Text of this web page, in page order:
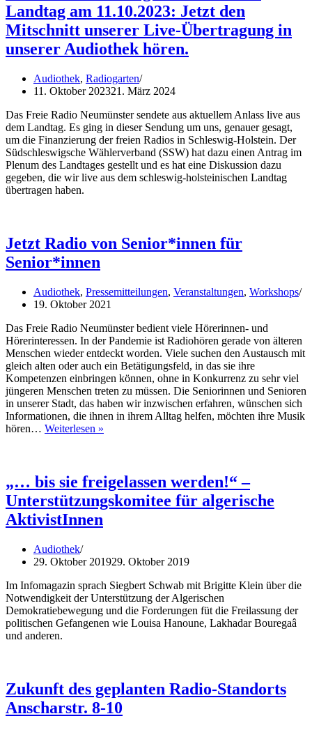
Landtag am 11.10.2023: Jetzt den
Mitschnitt unserer Live-Übertragung in
unserer Audiothek hören.
Audiothek, Radiogarten
11. Oktober 202321. März 2024
Das Freie Radio Neumünster sendete aus aktuellem Anlass live aus
dem Landtag. Es ging in dieser Sendung um uns, genauer gesagt,
um die Finanzierung der freien Radios in Schleswig-Holstein. Der
Südschleswigsche Wählerverband (SSW) hat dazu einen Antrag im
Plenum des Landtages gestellt und es hat eine Diskussion dazu
gegeben, die wir live aus dem schleswig-holsteinischen Landtag
übertragen haben.
Jetzt Radio von Senior*innen für
Senior*innen
Audiothek, Pressemitteilungen, Veranstaltungen, Workshops
19. Oktober 2021
Das Freie Radio Neumünster bedient viele Hörerinnen- und
Hörerinteressen. In der Pandemie ist Radiohören gerade von älteren
Menschen wieder entdeckt worden. Viele suchen den Austausch mit
gleich alten oder auch ein Betätigungsfeld, in das sie ihre
Kompetenzen einbringen können, ohne in Konkurrenz zu sehr viel
jüngeren Menschen treten zu müssen. Die Seniorinnen und Senioren
in unserer Stadt, das haben wir inzwischen erfahren, wünschen sich
Informationen, die ihnen in ihrem Alltag helfen, möchten ihre Musik
hören… Weiterlesen »
für
Senior*innen
„… bis sie freigelassen werden!“ –
Unterstützungskomitee für algerische
AktivistInnen
Audiothek
29. Oktober 201929. Oktober 2019
Im Infomagazin sprach Siegbert Schwab mit Brigitte Klein über die
Notwendigkeit der Unterstützung der Algerischen
Demokratiebewegung und die Forderungen füt die Freilassung der
politischen Gefangenen wie Louisa Hanoune, Lakhadar Bouregaâ
und anderen.
Zukunft des geplanten Radio-Standorts
Anscharstr. 8-10